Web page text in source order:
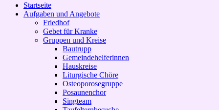
Startseite
Aufgaben und Angebote
Friedhof
Gebet für Kranke
Gruppen und Kreise
Bautrupp
Gemeindehelferinnen
Hauskreise
Liturgische Chöre
Osteoporosegruppe
Posaunenchor
Singteam